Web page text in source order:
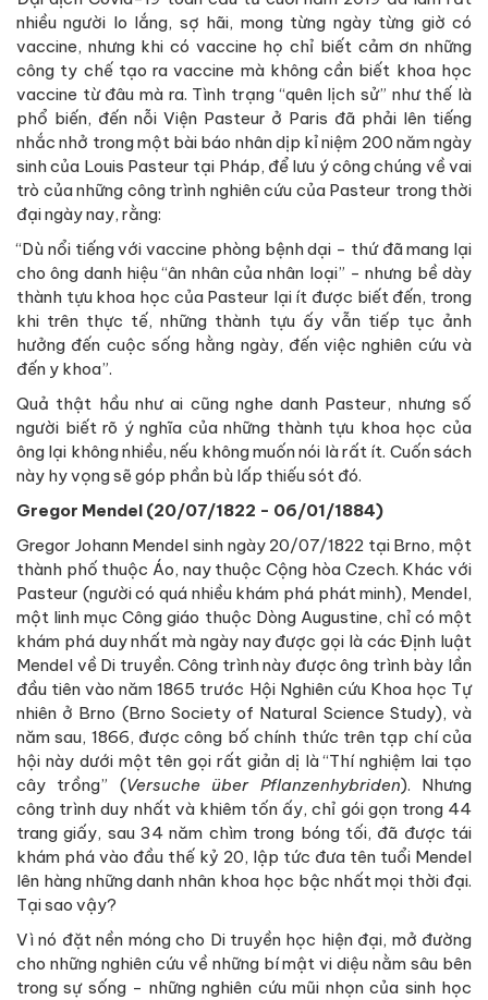
nhiều người lo lắng, sợ hãi, mong từng ngày từng giờ có
vaccine, nhưng khi có vaccine họ chỉ biết cảm ơn những
công ty chế tạo ra vaccine mà không cần biết khoa học
vaccine từ đâu mà ra. Tình trạng “quên lịch sử” như thế là
phổ biến, đến nỗi Viện Pasteur ở Paris đã phải lên tiếng
nhắc nhở trong một bài báo nhân dịp kỉ niệm 200 năm ngày
sinh của Louis Pasteur tại Pháp, để lưu ý công chúng về vai
trò của những công trình nghiên cứu của Pasteur trong thời
đại ngày nay, rằng:
“Dù nổi tiếng với vaccine phòng bệnh dại - thứ đã mang lại
cho ông danh hiệu “ân nhân của nhân loại” - nhưng bề dày
thành tựu khoa học của Pasteur lại ít được biết đến, trong
khi trên thực tế, những thành tựu ấy vẫn tiếp tục ảnh
hưởng đến cuộc sống hằng ngày, đến việc nghiên cứu và
đến y khoa”.
Quả thật hầu như ai cũng nghe danh Pasteur, nhưng số
người biết rõ ý nghĩa của những thành tựu khoa học của
ông lại không nhiều, nếu không muốn nói là rất ít. Cuốn sách
này hy vọng sẽ góp phần bù lấp thiếu sót đó.
Gregor Mendel (20/07/1822 - 06/01/1884)
Gregor Johann Mendel sinh ngày 20/07/1822 tại Brno, một
thành phố thuộc Áo, nay thuộc Cộng hòa Czech. Khác với
Pasteur (người có quá nhiều khám phá phát minh), Mendel,
một linh mục Công giáo thuộc Dòng Augustine, chỉ có một
khám phá duy nhất mà ngày nay được gọi là các Định luật
Mendel về Di truyền. Công trình này được ông trình bày lần
đầu tiên vào năm 1865 trước Hội Nghiên cứu Khoa học Tự
nhiên ở Brno (Brno Society of Natural Science Study), và
năm sau, 1866, được công bố chính thức trên tạp chí của
hội này dưới một tên gọi rất giản dị là “Thí nghiệm lai tạo
cây trồng” (Versuche über Pflanzenhybriden). Nhưng
công trình duy nhất và khiêm tốn ấy, chỉ gói gọn trong 44
trang giấy, sau 34 năm chìm trong bóng tối, đã được tái
khám phá vào đầu thế kỷ 20, lập tức đưa tên tuổi Mendel
lên hàng những danh nhân khoa học bậc nhất mọi thời đại.
Tại sao vậy?
Vì nó đặt nền móng cho Di truyền học hiện đại, mở đường
cho những nghiên cứu về những bí mật vi diệu nằm sâu bên
trong sự sống - những nghiên cứu mũi nhọn của sinh học